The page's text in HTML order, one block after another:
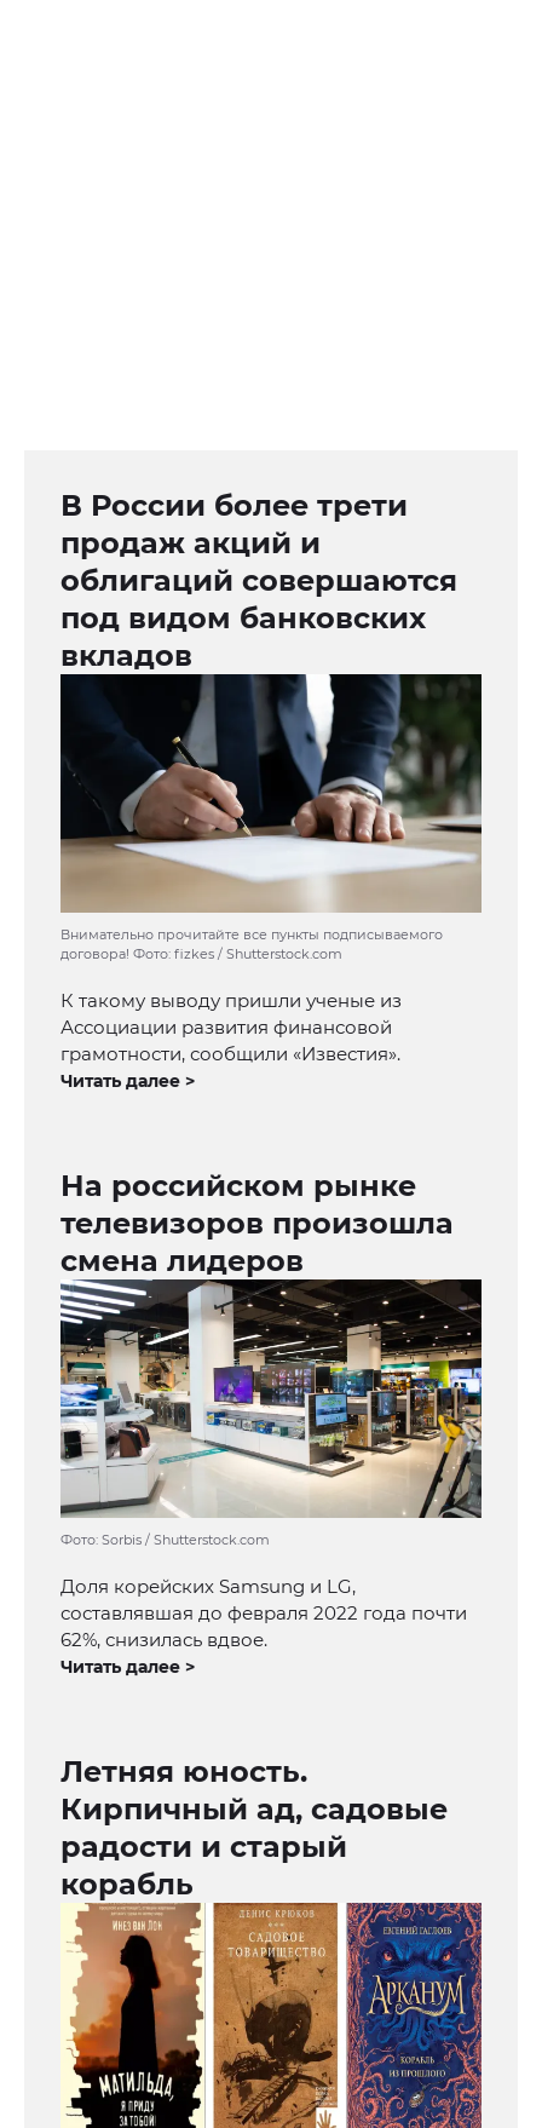
В России более трети
продаж акций и
облигаций совершаются
под видом банковских
вкладов
Внимательно прочитайте все пункты подписываемого
договора! Фото: fizkes / Shutterstock.com
К такому выводу пришли ученые из
Ассоциации развития финансовой
грамотности, сообщили «Известия».
Читать далее >
На российском рынке
телевизоров произошла
смена лидеров
Фото: Sorbis / Shutterstock.com
Доля корейских Samsung и LG,
составлявшая до февраля 2022 года почти
62%, снизилась вдвое.
Читать далее >
Летняя юность.
Кирпичный ад, садовые
радости и старый
корабль